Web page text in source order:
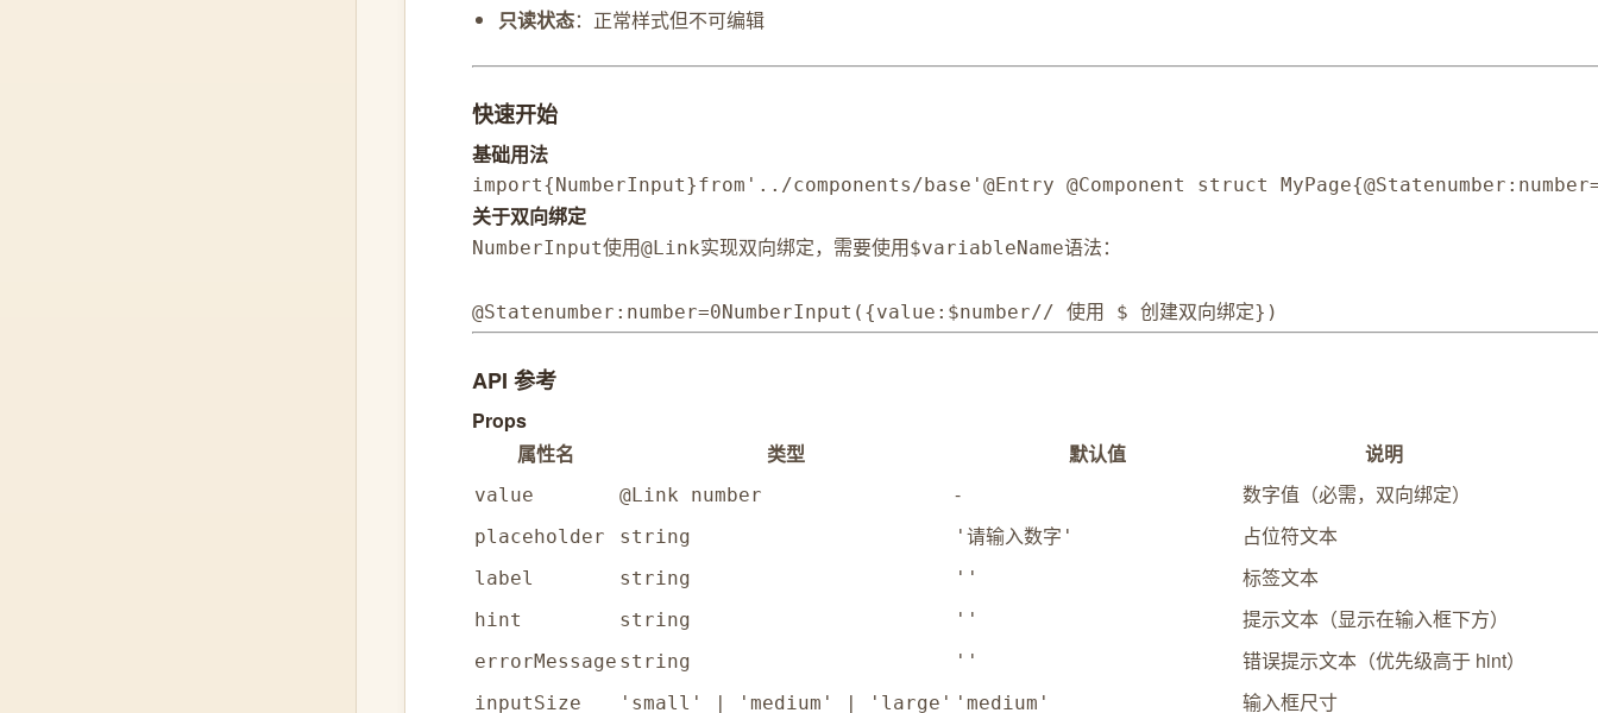
只读状态：正常样式但不可编辑
快速开始
基础用法
import{NumberInput}from '../components/base' @Entry @Component struct MyPage{@Statenumber : number
关于双向绑定
NumberInput使用@Link实现双向绑定，需要使用$variableName语法：
@Statenumber : number=0NumberInput ( {value : $number// 使用 $ 创建双向绑定} )
API 参考
Props
属性名
类型 默认值 说明
value @Link number - 数字值（必需，双向绑定）
placeholder string '请输入数字' 占位符文本
label string '' 标签文本
hint string '' 提示文本（显示在输入框下方）
errorMessage string '' 错误提示文本（优先级高于 hint）
inputSize 'small' | 'medium' | 'large' 'medium' 输入框尺寸